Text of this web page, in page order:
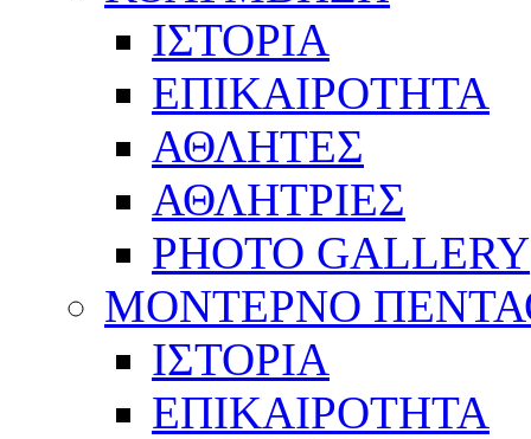
ΙΣΤΟΡΙΑ
ΕΠΙΚΑΙΡΟΤΗΤΑ
ΑΘΛΗΤΕΣ
ΑΘΛΗΤΡΙΕΣ
PHOTO GALLERY
ΜΟΝΤΕΡΝΟ
ΙΣΤΟΡΙΑ
ΕΠΙΚΑΙΡΟΤΗΤΑ